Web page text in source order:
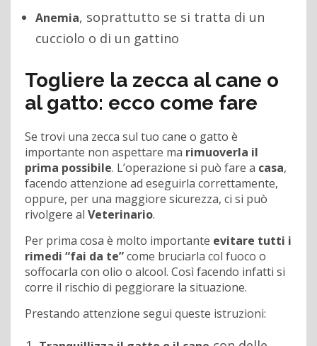
Anemia, soprattutto se si tratta di un
cucciolo o di un gattino
Togliere la zecca al cane o
al gatto: ecco come fare
Se trovi una zecca sul tuo cane o gatto è
importante non aspettare ma rimuoverla il
prima possibile. L’operazione si può fare a casa,
facendo attenzione ad eseguirla correttamente,
oppure, per una maggiore sicurezza, ci si può
rivolgere al Veterinario.
Per prima cosa è molto importante evitare tutti i
rimedi “fai da te”come bruciarla col fuoco o
soffocarla con olio o alcool. Così facendo infatti si
corre il rischio di peggiorare la situazione.
Prestando attenzione segui queste istruzioni: